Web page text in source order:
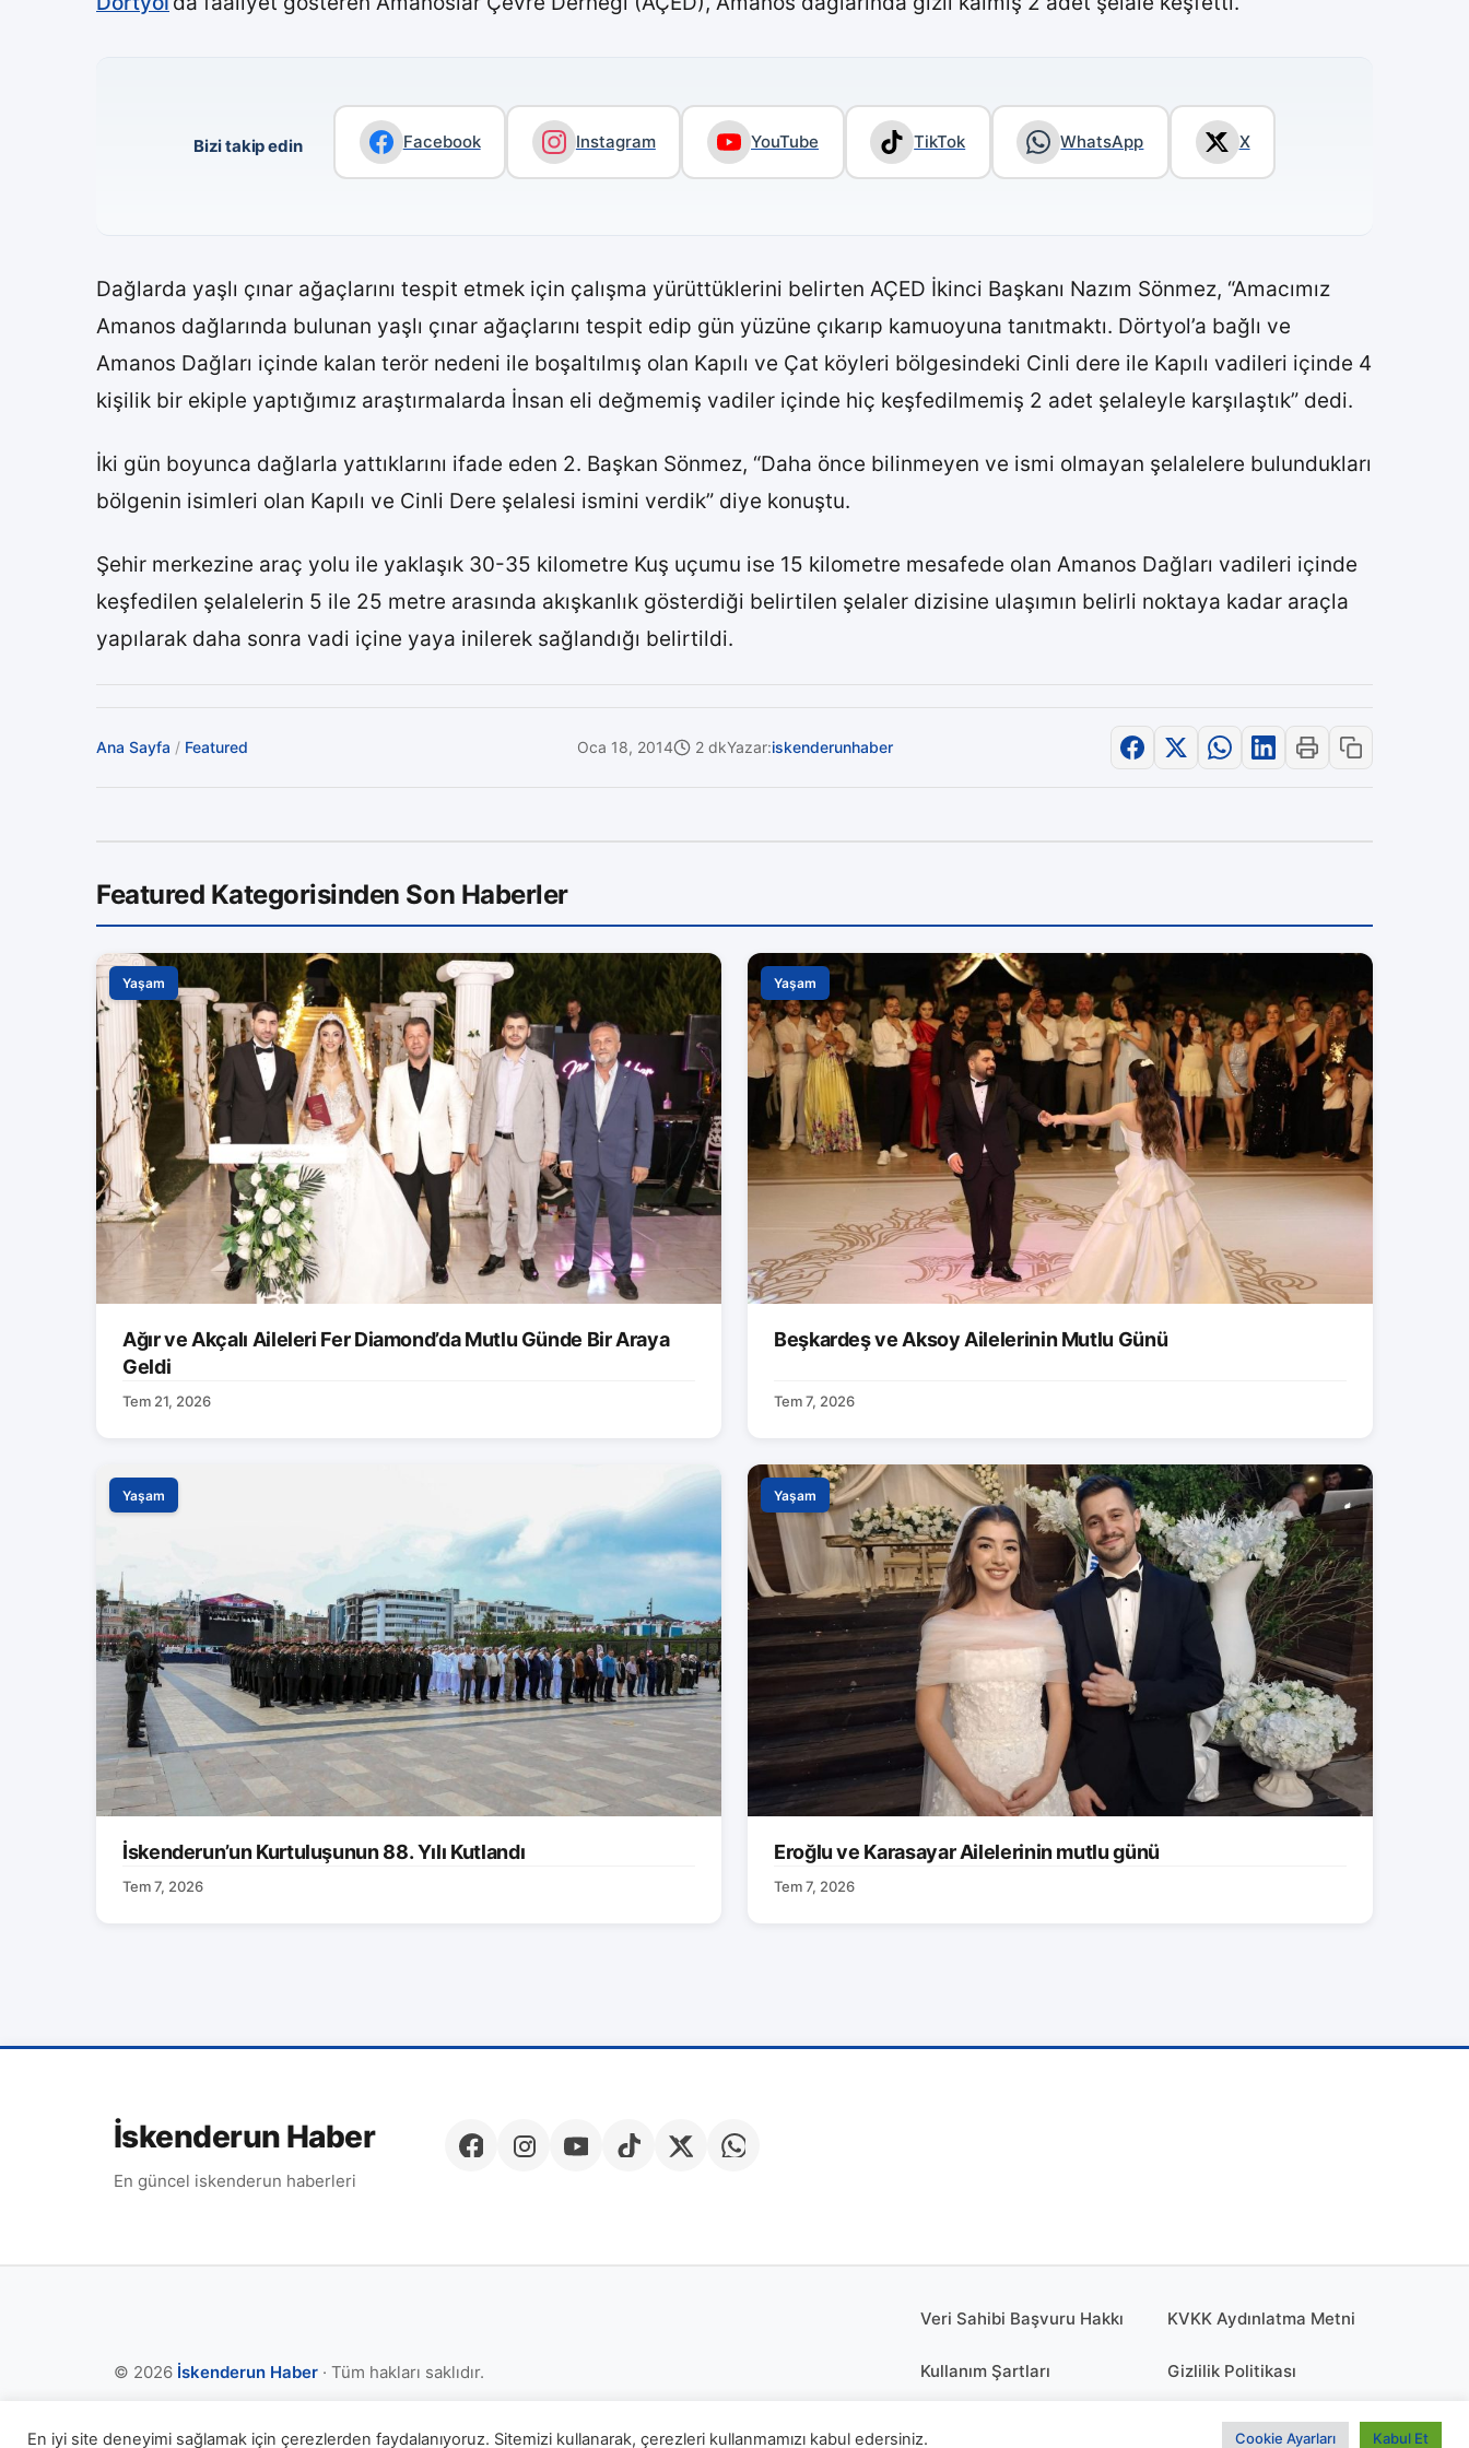
Bizi takip edin Facebook Instagram YouTube TikTok WhatsApp X
Dağlarda yaşlı çınar ağaçlarını tespit etmek için çalışma yürüttüklerini belirten AÇED İkinci Başkanı Nazım Sönmez, “Amacımız
Amanos dağlarında bulunan yaşlı çınar ağaçlarını tespit edip gün yüzüne çıkarıp kamuoyuna tanıtmaktı. Dörtyol’a bağlı ve
Amanos Dağları içinde kalan terör nedeni ile boşaltılmış olan Kapılı ve Çat köyleri bölgesindeki Cinli dere ile Kapılı vadileri içinde 4
kişilik bir ekiple yaptığımız araştırmalarda İnsan eli değmemiş vadiler içinde hiç keşfedilmemiş 2 adet şelaleyle karşılaştık” dedi.
İki gün boyunca dağlarla yattıklarını ifade eden 2. Başkan Sönmez, “Daha önce bilinmeyen ve ismi olmayan şelalelere bulundukları
bölgenin isimleri olan Kapılı ve Cinli Dere şelalesi ismini verdik” diye konuştu.
Şehir merkezine araç yolu ile yaklaşık 30-35 kilometre Kuş uçumu ise 15 kilometre mesafede olan Amanos Dağları vadileri içinde
keşfedilen şelalelerin 5 ile 25 metre arasında akışkanlık gösterdiği belirtilen şelaler dizisine ulaşımın belirli noktaya kadar araçla
yapılarak daha sonra vadi içine yaya inilerek sağlandığı belirtildi.
Ana Sayfa / Featured Oca 18, 2014 2 dkYazar:iskenderunhaber
Featured Kategorisinden Son Haberler
Yaşam
Ağır ve Akçalı Aileleri Fer Diamond’da Mutlu Günde Bir Araya
Geldi
Tem 21, 2026
Yaşam
Beşkardeş ve Aksoy Ailelerinin Mutlu Günü
Tem 7, 2026
Yaşam
İskenderun’un Kurtuluşunun 88. Yılı Kutlandı
Tem 7, 2026
Yaşam
Eroğlu ve Karasayar Ailelerinin mutlu günü
Tem 7, 2026
İskenderun Haber
En güncel iskenderun haberleri
© 2026 İskenderun Haber · Tüm hakları saklıdır.
Veri Sahibi Başvuru Hakkı KVKK Aydınlatma Metni
Kullanım Şartları Gizlilik Politikası
KÜNYE
En iyi site deneyimi sağlamak için çerezlerden faydalanıyoruz. Sitemizi kullanarak, çerezleri kullanmamızı kabul edersiniz. Cookie Ayarları Kabul Et